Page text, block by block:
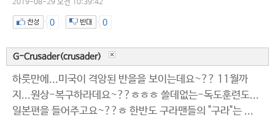
2019-08-29 오전 10:39:42
0 0
G-Crusader(crusader)
하룻만에...미국이 격앙된 반을을 보이는데요~?? 11월까
지...원상-복구하라데요~??ㅎㅎㅎ 쓸데없는-독도훈련도...
일본편을 들어주고요~??ㅎ 한반도 구라맨들의 "구라"는 ...